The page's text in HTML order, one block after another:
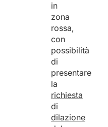
in
zona
rossa,
con
possibilità
di
presentare
la
richiesta
di
dilazione